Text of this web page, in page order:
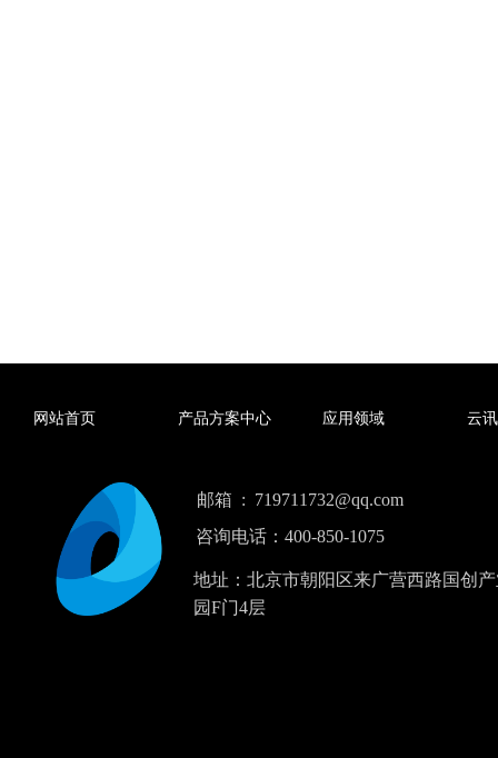
地址： 北京市朝阳区来广营西路国创
园F门4层
网站首页 产品方案中心 应用领域 云
邮箱 : 719711732@qq.com
咨询电话：400-850-1075